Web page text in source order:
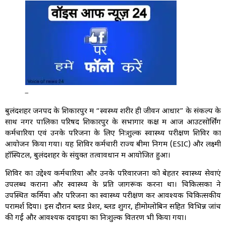
_
बुलंदशहर जनपद के शिकारपुर में “स्वस्थ्य शरीर ही जीवन आधार” के संकल्प के
साथ नगर पालिका परिषद शिकारपुर के सभागार कक्ष में आज आउटसोर्सिंग
कर्मचारियों एवं उनके परिजनों के लिए निःशुल्क स्वास्थ्य परीक्षण शिविर का
आयोजन किया गया। यह शिविर कर्मचारी राज्य बीमा निगम (ESIC) और लक्ष्मी
हॉस्पिटल, बुलंदशहर के संयुक्त तत्वावधान में आयोजित हुआ।
शिविर का उद्देश्य कर्मचारियों और उनके परिवारजनों को बेहतर स्वास्थ्य सेवाएं
उपलब्ध कराना और स्वास्थ्य के प्रति जागरूक करना था। चिकित्सकों ने
उपस्थित कर्मियों और परिजनों का स्वास्थ्य परीक्षण कर आवश्यक चिकित्सकीय
परामर्श दिया। इस दौरान ब्लड प्रेशर, ब्लड शुगर, हीमोग्लोबिन सहित विभिन्न जांचें
की गईं और आवश्यक दवाइयों का निःशुल्क वितरण भी किया गया।